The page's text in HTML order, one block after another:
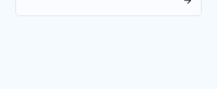
l’adoption de cette approche, en développant des